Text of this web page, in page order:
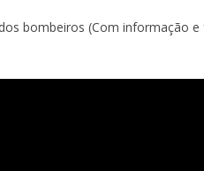
bombeiros (Com informação e